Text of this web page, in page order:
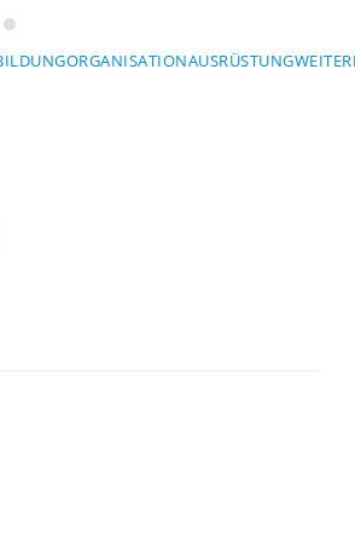
ORGANISATIONAUSRÜSTUNG
München
München
Wasserwacht München